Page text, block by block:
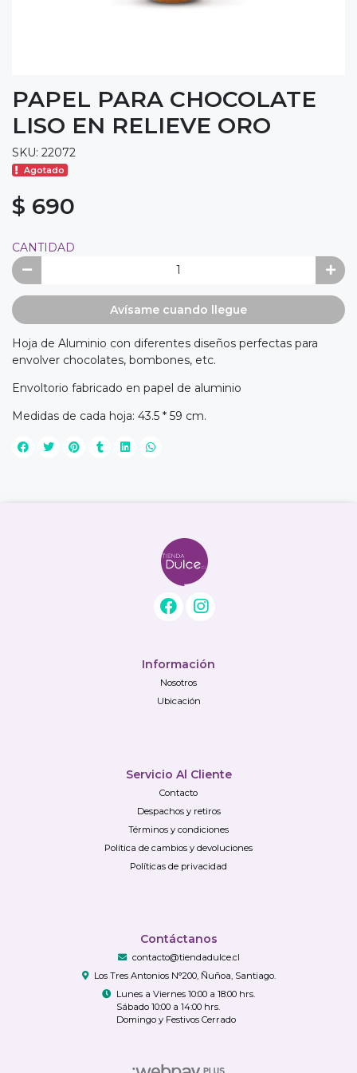
PAPEL PARA CHOCOLATE
LISO EN RELIEVE ORO
SKU: 22072
Agotado
$ 690
CANTIDAD
Avísame cuando llegue
Hoja de Aluminio con diferentes diseños perfectas para
envolver chocolates, bombones, etc.
Envoltorio fabricado en papel de aluminio
Medidas de cada hoja: 43.5 * 59 cm.
Información
Nosotros
Ubicación
Servicio Al Cliente
Contacto
Despachos y retiros
Términos y condiciones
Política de cambios y devoluciones
Políticas de privacidad
Contáctanos
contacto@tiendadulce.cl
Los Tres Antonios N°200, Ñuñoa, Santiago.
Lunes a Viernes 10:00 a 18:00 hrs.
Sábado 10:00 a 14:00 hrs.
Domingo y Festivos Cerrado